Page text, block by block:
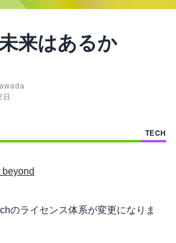
来はあるか
のライセンス体系が変更になりま